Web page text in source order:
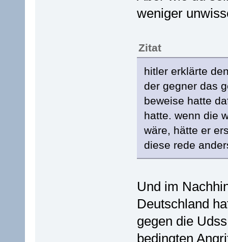
weniger
Zitat
hitler erklärte
der gegner das
beweise hatte
hatte. wenn die
wäre, hätte er
diese rede
Und im
Deutschland
gegen die
bedingten